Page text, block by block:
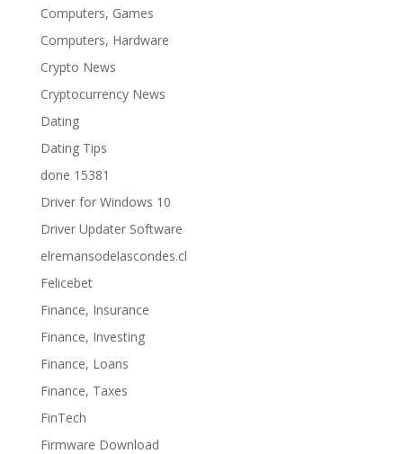
Computers, Games
Computers, Hardware
Crypto News
Cryptocurrency News
Dating
Dating Tips
done 15381
Driver for Windows 10
Driver Updater Software
elremansodelascondes.cl
Felicebet
Finance, Insurance
Finance, Investing
Finance, Loans
Finance, Taxes
FinTech
Firmware Download